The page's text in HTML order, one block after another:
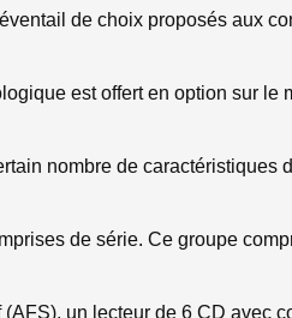
de choix proposés aux
est offert en option sur le
nombre de caractéristiques
de série. Ce groupe
(AFS), un lecteur de 6 CD avec